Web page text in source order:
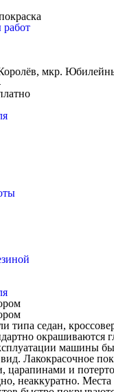
мкр.
типа седан,
машины
Лакокрасочное
царапинами и
неаккуратно.